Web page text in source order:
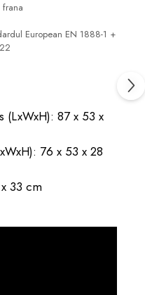
frana
European EN 1888-1 +
(LxWxH): 87 x 53 x
76 x 53 x 28
33 cm